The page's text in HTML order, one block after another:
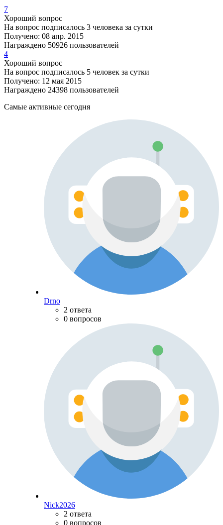
7
Хороший вопрос
На вопрос подписалось 3 человека за сутки
Получено: 08 апр. 2015
Награждено 50926 пользователей
4
Хороший вопрос
На вопрос подписалось 5 человек за сутки
Получено: 12 мая 2015
Награждено 24398 пользователей
Самые активные сегодня
Drno
2 ответа
0 вопросов
Nick2026
2 ответа
0 вопросов